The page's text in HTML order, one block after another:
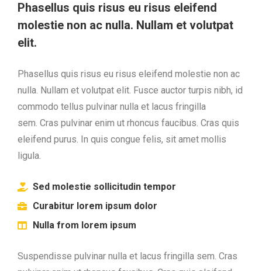
Phasellus quis risus eu risus eleifend
molestie non ac nulla. Nullam et volutpat
elit.
Phasellus quis risus eu risus eleifend molestie non ac
nulla. Nullam et volutpat elit. Fusce auctor turpis nibh, id
commodo tellus pulvinar nulla et lacus fringilla
sem. Cras pulvinar enim ut rhoncus faucibus. Cras quis
eleifend purus. In quis congue felis, sit amet mollis
ligula.
Sed molestie sollicitudin tempor
Curabitur lorem ipsum dolor
Nulla from lorem ipsum
Suspendisse pulvinar nulla et lacus fringilla sem. Cras